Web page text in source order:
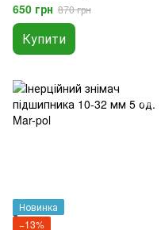
650 грн 870 грн
Купити
Новинка
−13%